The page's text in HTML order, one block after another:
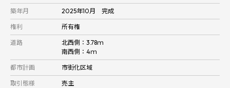
築年月 2025年10月 完成
権利 所有権
道路
北西側：3.78ｍ
南西側：4ｍ
都市計画 市街化区域
取引態様 売主